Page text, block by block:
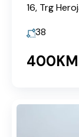
38
400KM